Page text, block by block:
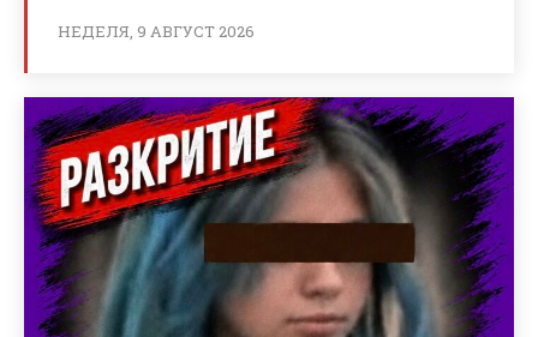
НЕДЕЛЯ, 9 АВГУСТ 2026